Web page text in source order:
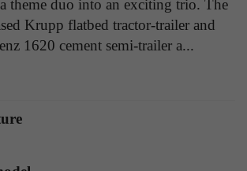
theme duo into an exciting trio. The
Krupp flatbed tractor-trailer and
1620 cement semi-trailer a...
der Sitzung
Standard Sitzungs Identifikation (nur für
eine zufallsgenerierte User-ID. Anhand
ID kann Google Analytics